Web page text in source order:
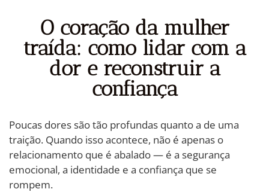
O coração da mulher
traída: como lidar com a
dor e reconstruir a
confiança
Poucas dores são tão profundas quanto a de uma
traição. Quando isso acontece, não é apenas o
relacionamento que é abalado — é a segurança
emocional, a identidade e a confiança que se
rompem.